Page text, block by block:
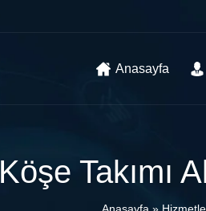
Anasayfa
Köşe Takımı